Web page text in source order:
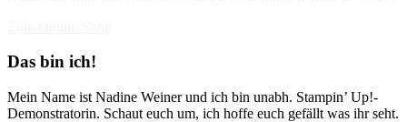
Das bin ich!
Mein Name ist Nadine Weiner und ich bin unabh. Stampin’ Up!-
Demonstratorin. Schaut euch um, ich hoffe euch gefällt was ihr seht.